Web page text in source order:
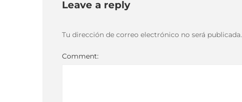
12-
Leave a reply
Tu dirección de correo electrónico no será publicada.
Comment: